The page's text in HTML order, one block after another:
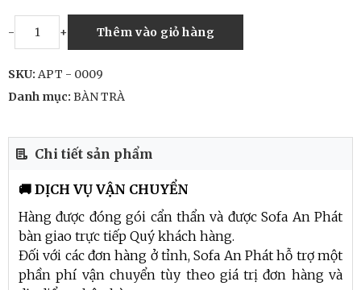
- + Thêm vào giỏ hàng
SKU: APT - 0009
Danh mục: BÀN TRÀ
Chi tiết sản phẩm
🚚 DỊCH VỤ VẬN CHUYỂN
Hàng được đóng gói cẩn thẩn và được Sofa An Phát
bàn giao trực tiếp Quý khách hàng.
Đối với các đơn hàng ở tỉnh, Sofa An Phát hỗ trợ một
phần phí vận chuyển tùy theo giá trị đơn hàng và